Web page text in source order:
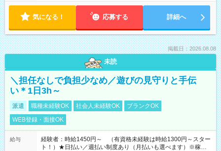
気になる！ 応募する 詳細へ
掲載日：2026.08.08
未読
＼担任なしで負担少なめ／遊びの見守りと手伝
い＊1日3h～
派遣 職種未経験OK 社会人未経験OK
ブランクOK
WEB登録・面接OK
給与
経験者：時給1450円～ （有資格未経験は時給1300円～スター
ト！）★日払い／週払い制度あり（月払いも選べます）※稼働開